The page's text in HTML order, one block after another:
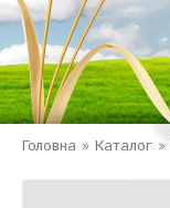
Головна » Каталог »